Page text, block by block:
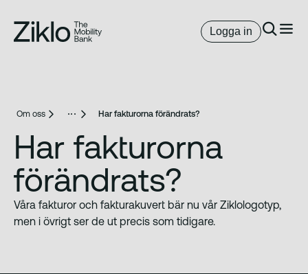
Logga in
Om oss Har fakturorna förändrats?
Har fakturorna
förändrats?
Våra fakturor och fakturakuvert bär nu vår Ziklologotyp,
men i övrigt ser de ut precis som tidigare.